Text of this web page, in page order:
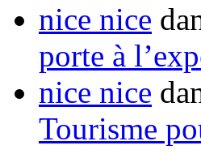
nice nice
porte à
nice nice
Tourisme